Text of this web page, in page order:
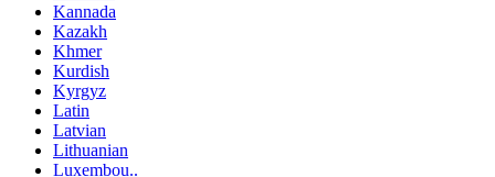
Kannada
Kazakh
Khmer
Kurdish
Kyrgyz
Latin
Latvian
Lithuanian
Luxembou..